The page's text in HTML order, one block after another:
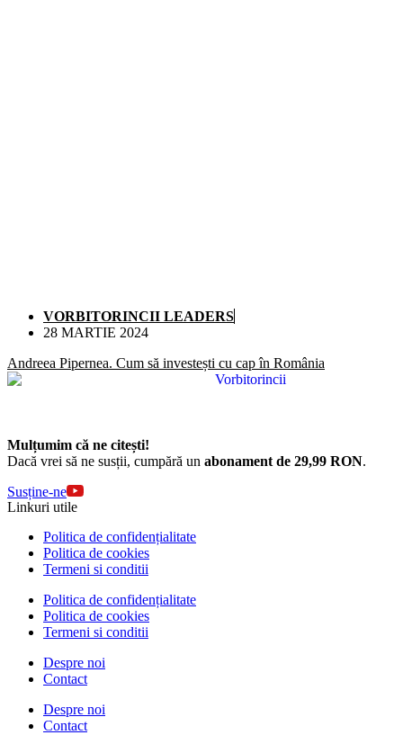
VORBITORINCII LEADERS
28 MARTIE 2024
Andreea Pipernea. Cum să investești cu cap în România
Mulțumim că ne citești!
Dacă vrei să ne susții, cumpără un abonament de 29,99 RON.
Susține-ne
Linkuri utile
Politica de confidențialitate
Politica de cookies
Termeni si conditii
Politica de confidențialitate
Politica de cookies
Termeni si conditii
Despre noi
Contact
Despre noi
Contact